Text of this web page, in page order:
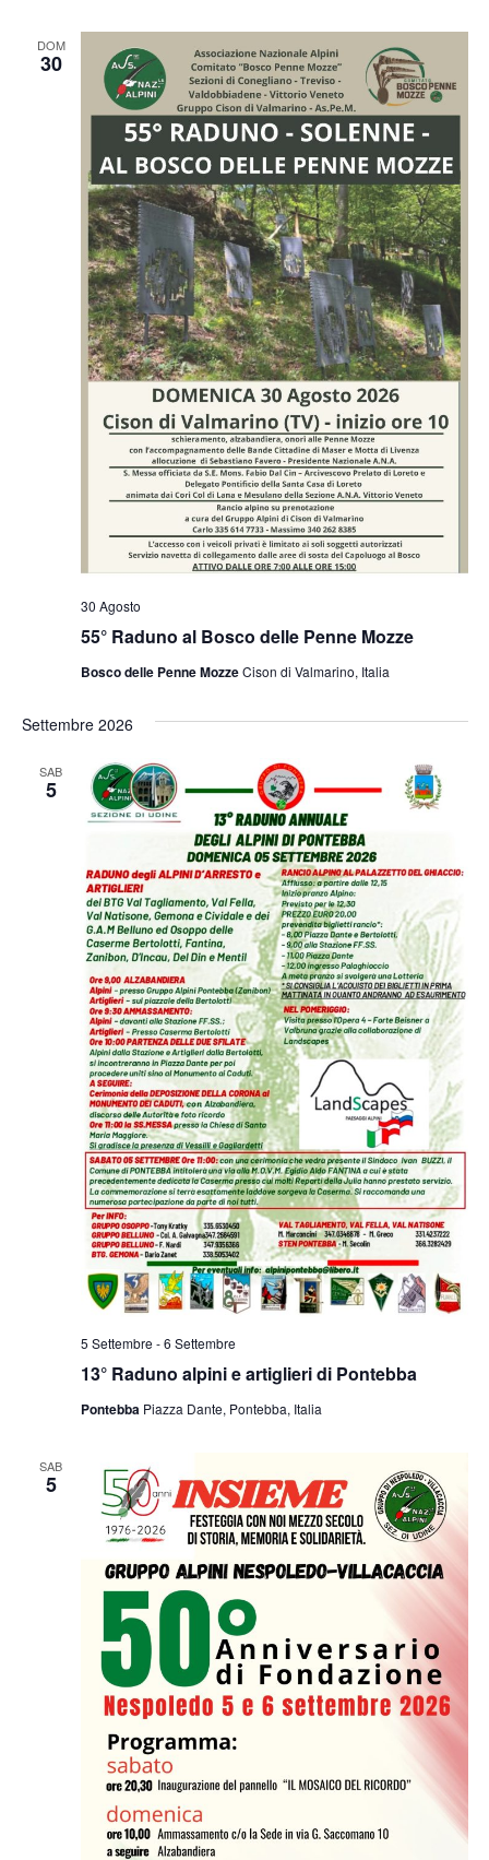
DOM
30
55° Raduno al Bosco delle Penne Mozze
30 Agosto
Bosco delle Penne MozzeCison di Valmarino, Italia
Settembre 2026
SAB
5
13° Raduno alpini e artiglieri di Pontebba
5 Settembre -6 Settembre
Pontebba Piazza Dante, Pontebba, Italia
SAB
5